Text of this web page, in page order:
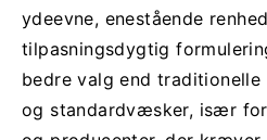
ydeevne, enestående
tilpasningsdygtig
bedre valg end
og standardvæsker, især